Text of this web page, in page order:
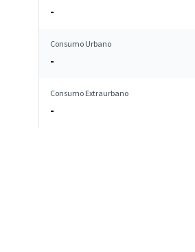
-
Consumo Urbano
-
Consumo Extraurbano
-